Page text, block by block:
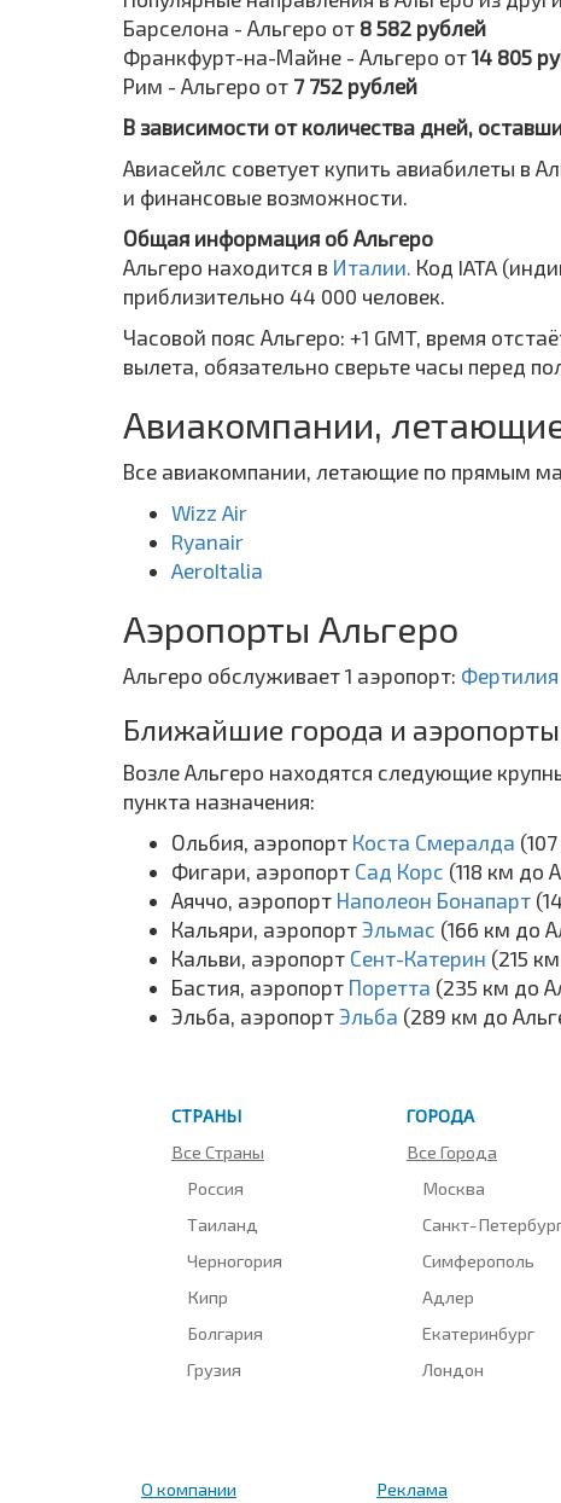
Барселона - Альгеро от 8 582 рублей
Франкфурт-на-Майне - Альгеро от 14 805
Рим - Альгеро от 7 752 рублей
В зависимости от количества дней,
Авиасейлс советует купить авиабилеты в
и финансовые возможности.
Общая информация об Альгеро
Альгеро находится в Италии. Код IATA
приблизительно 44 000 человек.
Часовой пояс Альгеро: +1 GMT, время
вылета, обязательно сверьте часы перед
Авиакомпании,
Все авиакомпании, летающие по прямым
Wizz Air
Ryanair
AeroItalia
Аэропорты Альгеро
Альгеро обслуживает 1 аэропорт: Фертилия
Ближайшие города и аэропорты
Возле Альгеро находятся следующие
пункта назначения:
Ольбия, аэропорт Коста Смералда
Фигари, аэропорт Сад Корс (118 км до
Аяччо, аэропорт Наполеон Бонапарт
Кальяри, аэропорт Эльмас (166 км до
Кальви, аэропорт Сент-Катерин (215
Бастия, аэропорт Поретта (235 км до
Эльба, аэропорт Эльба (289 км до
СТРАНЫ
Все Страны
Россия
Таиланд
Черногория
Кипр
Болгария
Грузия
ГОРОДА
Все Города
Москва
Санкт-
Симферополь
Адлер
Екатеринбург
Лондон
О компании Реклама